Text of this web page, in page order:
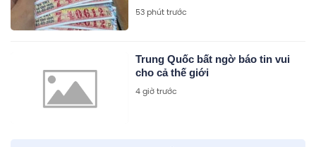
53 phút trước
Trung Quốc bất ngờ báo tin vui
cho cả thế giới
4 giờ trước